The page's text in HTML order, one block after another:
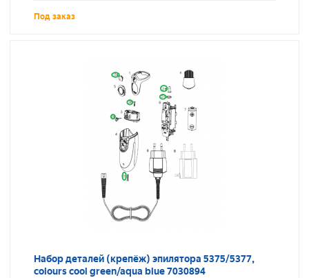
Под заказ
Набор деталей (крепёж) эпилятора 5375/5377,
colours cool green/aqua blue 7030894